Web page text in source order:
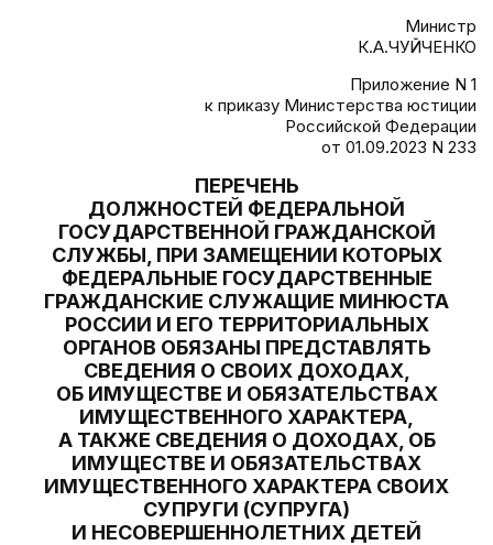
Министр
К.А.ЧУЙЧЕНКО
Приложение N 1
к приказу Министерства юстиции
Российской Федерации
от 01.09.2023 N 233
ПЕРЕЧЕНЬ
ДОЛЖНОСТЕЙ ФЕДЕРАЛЬНОЙ
ГОСУДАРСТВЕННОЙ ГРАЖДАНСКОЙ
СЛУЖБЫ, ПРИ ЗАМЕЩЕНИИ КОТОРЫХ
ФЕДЕРАЛЬНЫЕ ГОСУДАРСТВЕННЫЕ
ГРАЖДАНСКИЕ СЛУЖАЩИЕ МИНЮСТА
РОССИИ И ЕГО ТЕРРИТОРИАЛЬНЫХ
ОРГАНОВ ОБЯЗАНЫ ПРЕДСТАВЛЯТЬ
СВЕДЕНИЯ О СВОИХ ДОХОДАХ,
ОБ ИМУЩЕСТВЕ И ОБЯЗАТЕЛЬСТВАХ
ИМУЩЕСТВЕННОГО ХАРАКТЕРА,
А ТАКЖЕ СВЕДЕНИЯ О ДОХОДАХ, ОБ
ИМУЩЕСТВЕ И ОБЯЗАТЕЛЬСТВАХ
ИМУЩЕСТВЕННОГО ХАРАКТЕРА СВОИХ
СУПРУГИ (СУПРУГА)
И НЕСОВЕРШЕННОЛЕТНИХ ДЕТЕЙ